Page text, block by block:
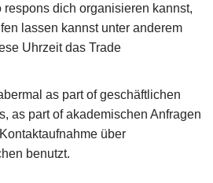
respons dich organisieren kannst,
lassen kannst unter anderem
Uhrzeit das Trade
as part of geschäftlichen
as part of akademischen Anfragen
über
benutzt.